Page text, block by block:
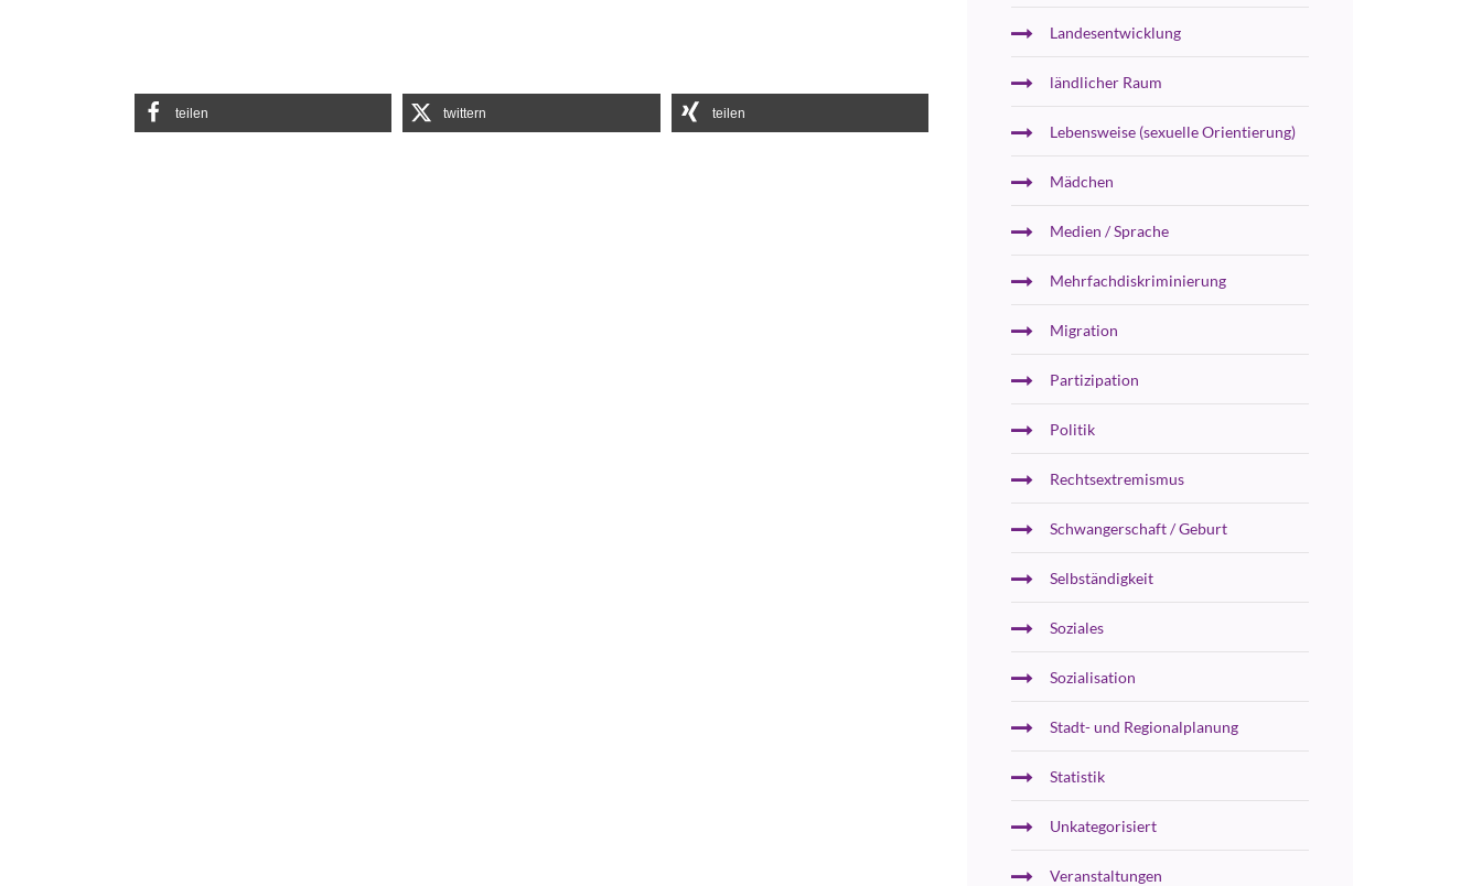
teilen twittern teilen
Landesentwicklung
ländlicher Raum
Lebensweise (sexuelle Orientierung)
Mädchen
Medien / Sprache
Mehrfachdiskriminierung
Migration
Partizipation
Politik
Rechtsextremismus
Schwangerschaft / Geburt
Selbständigkeit
Soziales
Sozialisation
Stadt- und Regionalplanung
Statistik
Unkategorisiert
Veranstaltungen